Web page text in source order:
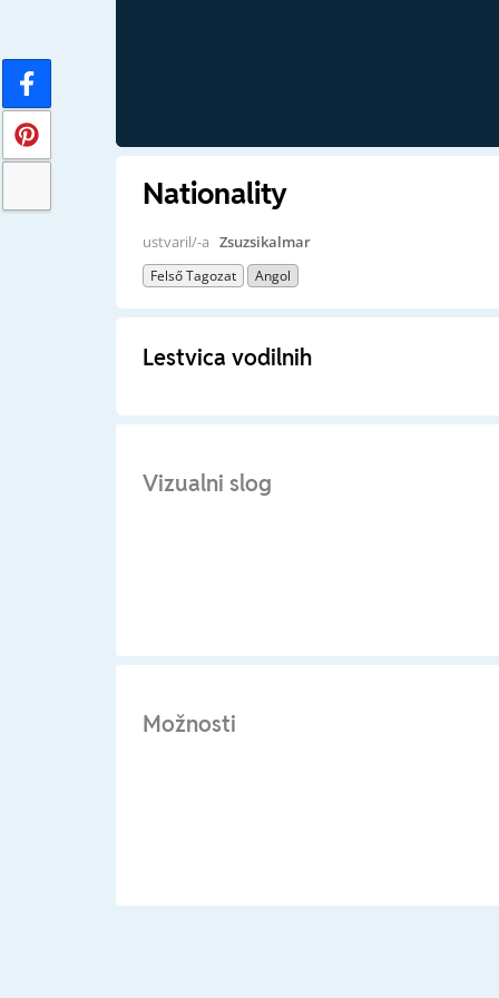
Nationality
ustvaril/-a Zsuzsikalmar
Felső Tagozat Angol
Lestvica vodilnih
Vizualni slog
Možnosti